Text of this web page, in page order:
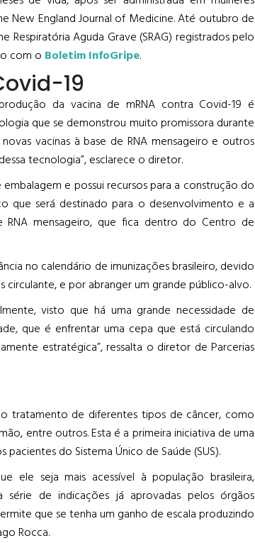
New England Journal of Medicine. Até outubro de
Respiratória Aguda Grave (SRAG) registrados pelo
com o Boletim InfoGripe.
19
da vacina de mRNA contra Covid-19 é
que se demonstrou muito promissora durante
vacinas à base de RNA mensageiro e outros
tecnologia”, esclarece o diretor.
e possui recursos para a construção do
que será destinado para o desenvolvimento e a
mensageiro, que fica dentro do Centro de
no calendário de imunizações brasileiro, devido
circulante, e por abranger um grande público-alvo.
visto que há uma grande necessidade de
que é enfrentar uma cepa que está circulando
estratégica”, ressalta o diretor de Parcerias
tratamento de diferentes tipos de câncer, como
entre outros. Esta é a primeira iniciativa de uma
do Sistema Único de Saúde (SUS).
ele seja mais acessível à população brasileira,
de indicações já aprovadas pelos órgãos
que se tenha um ganho de escala produzindo
Rocca.